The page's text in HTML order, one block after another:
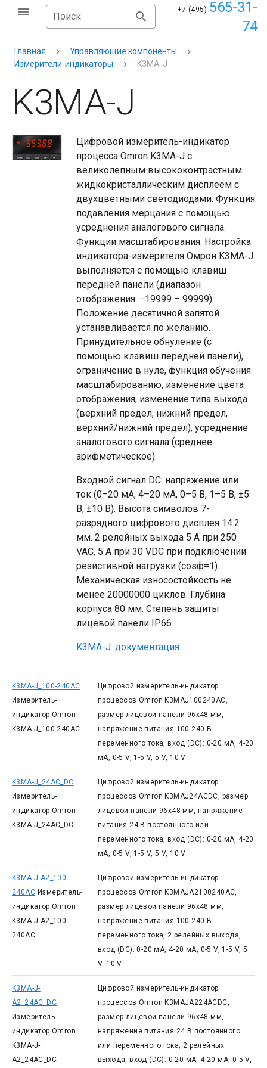
Поиск
+7 (495) 565-31-
74
Главная
Управляющие компоненты
Измерители-индикаторы
K3MA-J
K3MA-J
Цифровой измеритель-индикатор
процесса Omron K3MA-J с
великолепным высококонтрастным
жидкокристаллическим дисплеем с
двухцветными светодиодами. Функция
подавления мерцания с помощью
усреднения аналогового сигнала.
Функции масштабирования. Настройка
индикатора-измерителя Омрон K3MA-J
выполняется с помощью клавиш
передней панели (диапазон
отображения: −19999 – 99999).
Положение десятичной запятой
устанавливается по желанию.
Принудительное обнуление (с
помощью клавиш передней панели),
ограничение в нуле, функция обучения
масштабированию, изменение цвета
отображения, изменение типа выхода
(верхний предел, нижний предел,
верхний/нижний предел), усреднение
аналогового сигнала (среднее
арифметическое).
Входной сигнал DC: напряжение или
ток (0–20 мА, 4–20 мА, 0–5 В, 1–5 В, ±5
В, ±10 В). Высота символов 7-
разрядного цифрового дисплея 14.2
мм. 2 релейных выхода 5 А при 250
VAC, 5 А при 30 VDC при подключении
резистивной нагрузки (cosф=1).
Механическая износостойкость не
менее 20000000 циклов. Глубина
корпуса 80 мм. Степень защиты
лицевой панели IP66.
K3MA-J: документация
K3MA-J_100-240AC
Измеритель-
индикатор Omron
K3MA-J_100-240AC
Цифровой измеритель-индикатор
процессов Omron K3MAJ100240AC,
размер лицевой панели 96x48 мм,
напряжение питания 100-240 В
переменного тока, вход (DC): 0-20 мА, 4-20
мА, 0-5 V, 1-5 V, 5 V, 10 V
K3MA-J_24AC_DC
Измеритель-
индикатор Omron
K3MA-J_24AC_DC
Цифровой измеритель-индикатор
процессов Omron K3MAJ24ACDC, размер
лицевой панели 96x48 мм, напряжение
питания 24 В постоянного или
переменного тока, вход (DC): 0-20 мА, 4-20
мА, 0-5 V, 1-5 V, 5 V, 10 V
K3MA-J-A2_100-
240AC Измеритель-
индикатор Omron
K3MA-J-A2_100-
240AC
Цифровой измеритель-индикатор
процессов Omron K3MAJA2100240AC,
размер лицевой панели 96x48 мм,
напряжение питания 100-240 В
переменного тока, 2 релейных выхода,
вход (DC): 0-20 мА, 4-20 мА, 0-5 V, 1-5 V, 5
V, 10 V
K3MA-J-
A2_24AC_DC
Измеритель-
индикатор Omron
K3MA-J-
A2_24AC_DC
Цифровой измеритель-индикатор
процессов Omron K3MAJA224ACDC,
размер лицевой панели 96x48 мм,
напряжение питания 24 В постоянного
или переменного тока, 2 релейных
выхода, вход (DC): 0-20 мА, 4-20 мА, 0-5 V,